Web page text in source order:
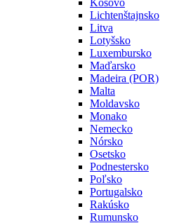
Kosovo
Lichtenštajnsko
Litva
Lotyšsko
Luxembursko
Maďarsko
Madeira (POR)
Malta
Moldavsko
Monako
Nemecko
Nórsko
Osetsko
Podnestersko
Poľsko
Portugalsko
Rakúsko
Rumunsko